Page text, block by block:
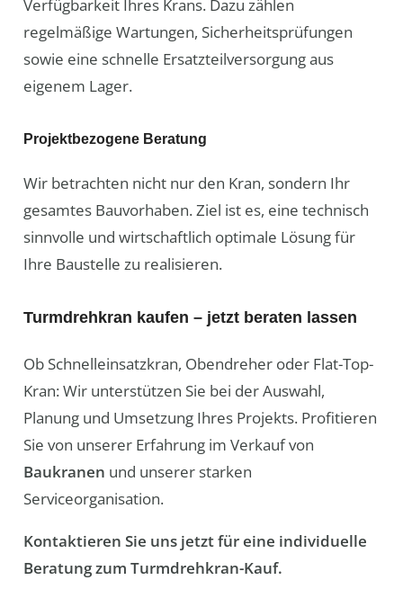
Verfügbarkeit Ihres Krans. Dazu zählen
regelmäßige Wartungen, Sicherheitsprüfungen
sowie eine schnelle Ersatzteilversorgung aus
eigenem Lager.
Projektbezogene Beratung
Wir betrachten nicht nur den Kran, sondern Ihr
gesamtes Bauvorhaben. Ziel ist es, eine technisch
sinnvolle und wirtschaftlich optimale Lösung für
Ihre Baustelle zu realisieren.
Turmdrehkran kaufen – jetzt beraten lassen
Ob Schnelleinsatzkran, Obendreher oder Flat-Top-
Kran: Wir unterstützen Sie bei der Auswahl,
Planung und Umsetzung Ihres Projekts. Profitieren
Sie von unserer Erfahrung im Verkauf von
Baukranen und unserer starken
Serviceorganisation.
Kontaktieren Sie uns jetzt für eine individuelle
Beratung zum Turmdrehkran-Kauf.